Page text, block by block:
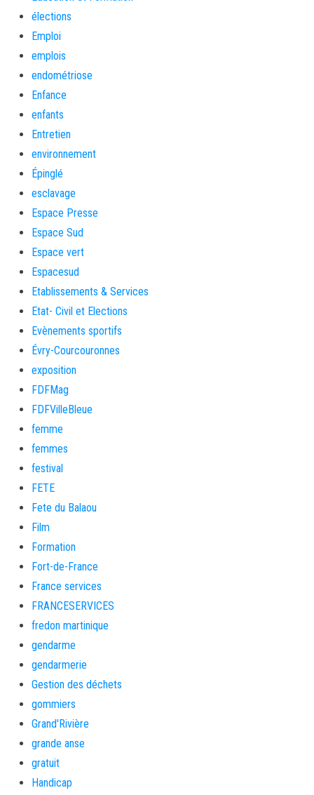
élections
Emploi
emplois
endométriose
Enfance
enfants
Entretien
environnement
Épinglé
esclavage
Espace Presse
Espace Sud
Espace vert
Espacesud
Etablissements & Services
Etat- Civil et Elections
Evènements sportifs
Évry-Courcouronnes
exposition
FDFMag
FDFVilleBleue
femme
femmes
festival
FETE
Fete du Balaou
Film
Formation
Fort-de-France
France services
FRANCESERVICES
fredon martinique
gendarme
gendarmerie
Gestion des déchets
gommiers
Grand'Rivière
grande anse
gratuit
Handicap